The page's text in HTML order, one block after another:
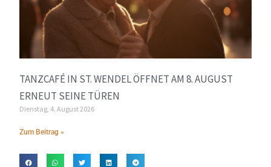
TANZCAFÉ IN ST. WENDEL ÖFFNET AM 8. AUGUST
ERNEUT SEINE TÜREN
Dienstag, 4. August 2026
Zum Beitrag »